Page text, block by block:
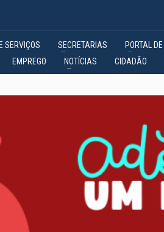
SERVIÇOS SECRETARIAS PORTAL
EMPREGO NOTÍCIAS CIDADÃO